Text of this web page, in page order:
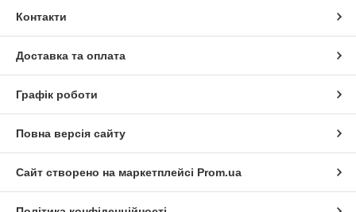
Контакти
Доставка та оплата
Графік роботи
Повна версія сайту
Сайт створено на маркетплейсі Prom.ua